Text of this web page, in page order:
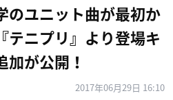
のユニット曲が最初か
テニプリ』より登場キ
加が公開！
2017年06月29日 16:10